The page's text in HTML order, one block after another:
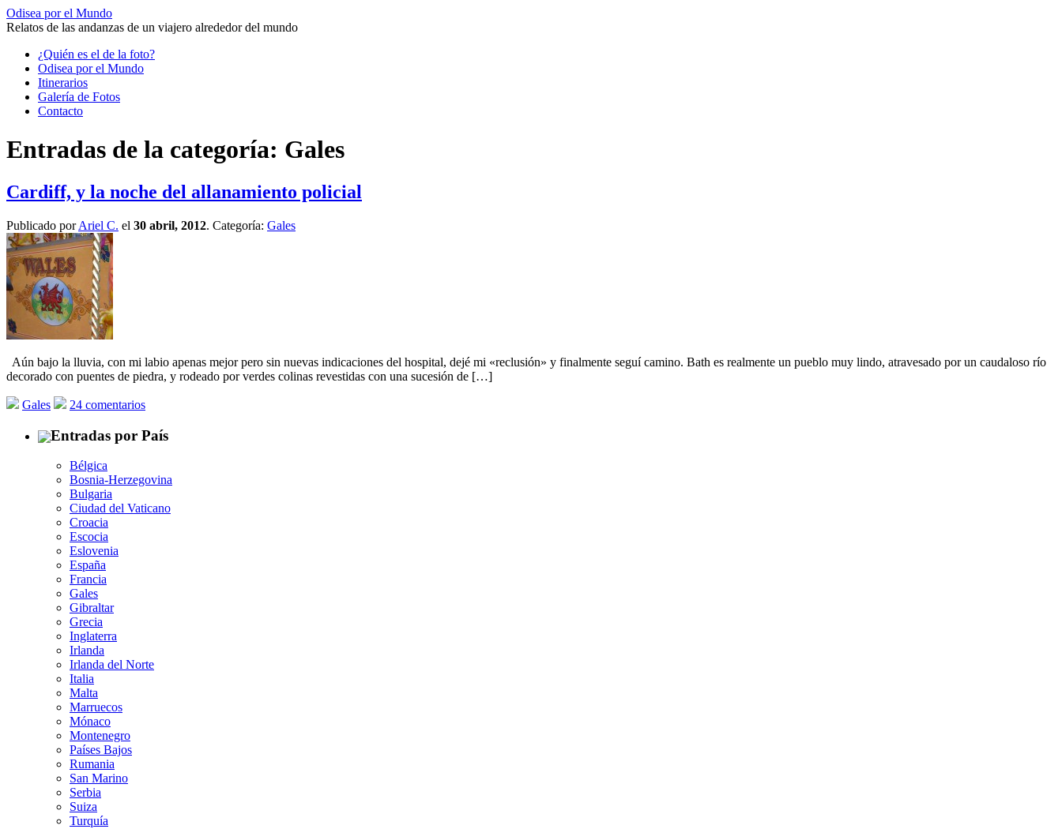
Odisea por el Mundo
Relatos de las andanzas de un viajero alrededor del mundo
Saltar
contenido
¿Quién es el de la foto?
Odisea por el Mundo
Itinerarios
Galería de Fotos
Contacto
Entradas de la categoría: Gales
Cardiff, y la noche del allanamiento policial
Publicado porAriel C. el 30 abril, 2012. Categoría: Gales
Aún bajo la lluvia, con mi labio apenas mejor pero sin nuevas indicaciones del hospital, dejé mi «reclusión» y finalmente seguí camino. Bath es realmente un pueblo muy lindo, atravesado por un caudaloso río
decorado con puentes de piedra, y rodeado por verdes colinas revestidas con una sucesión de […]
Gales 24 comentarios
Entradas por País
Bélgica
Bosnia-Herzegovina
Bulgaria
Ciudad del Vaticano
Croacia
Escocia
Eslovenia
España
Francia
Gales
Gibraltar
Grecia
Inglaterra
Irlanda
Irlanda del Norte
Italia
Malta
Marruecos
Mónaco
Montenegro
Países Bajos
Rumania
San Marino
Serbia
Suiza
Turquía